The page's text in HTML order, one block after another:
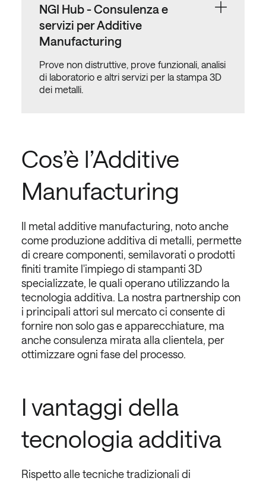
NGI Hub - Consulenza e
servizi per Additive
Manufacturing
Prove non distruttive, prove funzionali, analisi
di laboratorio e altri servizi per la stampa 3D
dei metalli.
Cos’è l’Additive
Manufacturing
Il metal additive manufacturing, noto anche
come produzione additiva di metalli, permette
di creare componenti, semilavorati o prodotti
finiti tramite l'impiego di stampanti 3D
specializzate, le quali operano utilizzando la
tecnologia additiva. La nostra partnership con
i principali attori sul mercato ci consente di
fornire non solo gas e apparecchiature, ma
anche consulenza mirata alla clientela, per
ottimizzare ogni fase del processo.
I vantaggi della
tecnologia additiva
Rispetto alle tecniche tradizionali di